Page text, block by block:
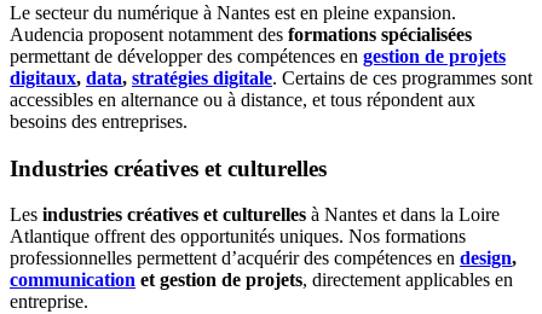
Le secteur du numérique à Nantes est en pleine expansion.
Audencia proposent notamment des formations spécialisées
permettant de développer des compétences en gestion de projets
digitaux, data, stratégies digitale. Certains de ces programmes sont
accessibles en alternance ou à distance, et tous répondent aux
besoins des entreprises.
Industries créatives et culturelles
Les industries créatives et culturelles à Nantes et dans la Loire
Atlantique offrent des opportunités uniques. Nos formations
professionnelles permettent d’acquérir des compétences en design,
communication et gestion de projets, directement applicables en
entreprise.